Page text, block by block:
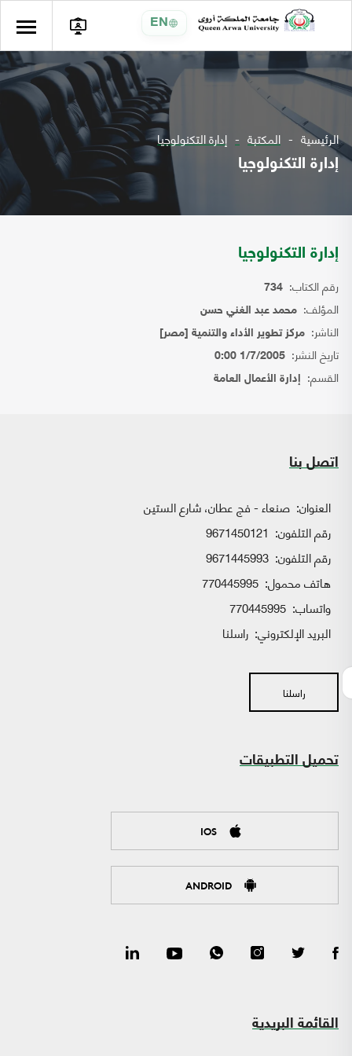
EN
الرئيسية المكتبة إدارة التكنولوجيا
إدارة التكنولوجيا
إدارة التكنولوجيا
رقم الكتاب: 734
المؤلف: محمد عبد الغني حسن
الناشر: مركز تطوير الأداء والتنمية [مصر]
تاريخ النشر: 1/7/2005 0:00
القسم: إدارة الأعمال العامة
اتصل بنا
العنوان: صنعاء - فج عطان، شارع الستين
رقم التلفون: 9671450121
رقم التلفون: 9671445993
هاتف محمول: 770445995
واتساب:
البريد الإلكتروني: راسلنا
راسلنا
تحميل التطبيقات
IOS
ANDROID
القائمة البريدية